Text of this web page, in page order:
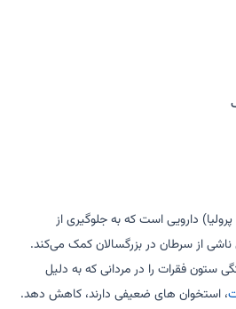
دارویی است که به جلوگیری از
از سرطان در بزرگسالان کمک می‌کند.
ستون فقرات را در مردانی که به دلیل
، استخوان های ضعیفی دارند، کاهش دهد.